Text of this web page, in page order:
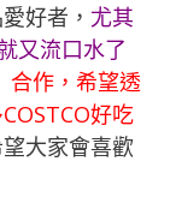
好者， 尤其
又流口水了
合作，希望透
好吃
大家會喜歡